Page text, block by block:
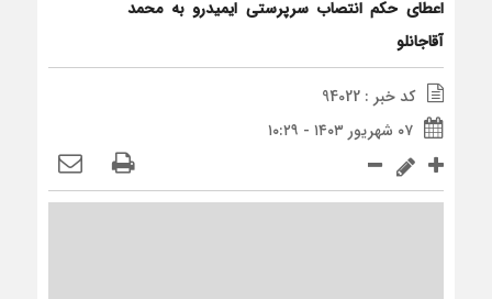
اعطای حکم انتصاب سرپرستی ایمیدرو به محمد
آقاجانلو
کد خبر : 94022
۰۷ شهریور ۱۴۰۳ - ۱۰:۲۹